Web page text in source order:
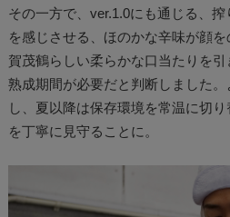
その一方で、ver.1.0にも通じる、搾
を感じさせる、ほのかな辛味が顔を
賀茂鶴らしい柔らかな口当たりを
熟成期間が必要だと判断しました
し、夏以降は保存環境を常温に切
を丁寧に見守ることに。